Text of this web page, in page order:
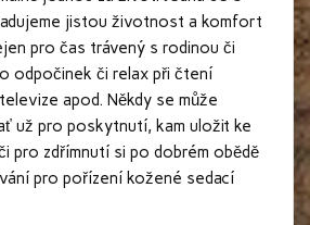
jistou životnost a komfort
pro čas trávený s rodinou či
odpočinek či relax při čtení
apod. Někdy se může
už pro poskytnutí, kam uložit ke
pro zdřímnutí si po dobrém obědě
pro pořízení kožené sedací